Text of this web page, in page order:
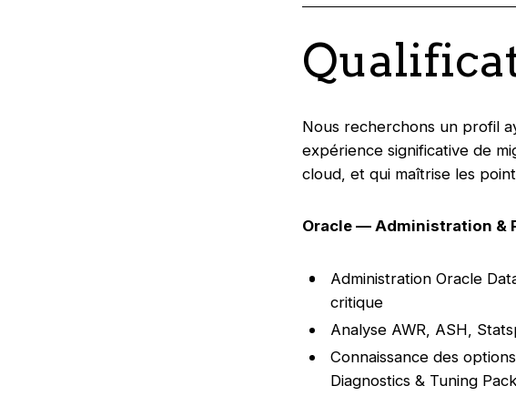
Nous recherchons un profil
expérience significative de
cloud, et qui maîtrise les
Oracle — Administration &
Administration Oracle
critique
Analyse AWR, ASH,
Connaissance des
Diagnostics & Tuning